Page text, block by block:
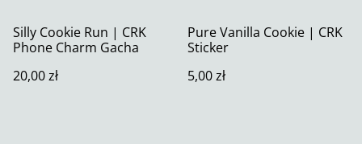
Silly Cookie Run | CRK
Phone Charm Gacha
20,00 zł
Pure Vanilla Cookie | CRK
Sticker
5,00 zł